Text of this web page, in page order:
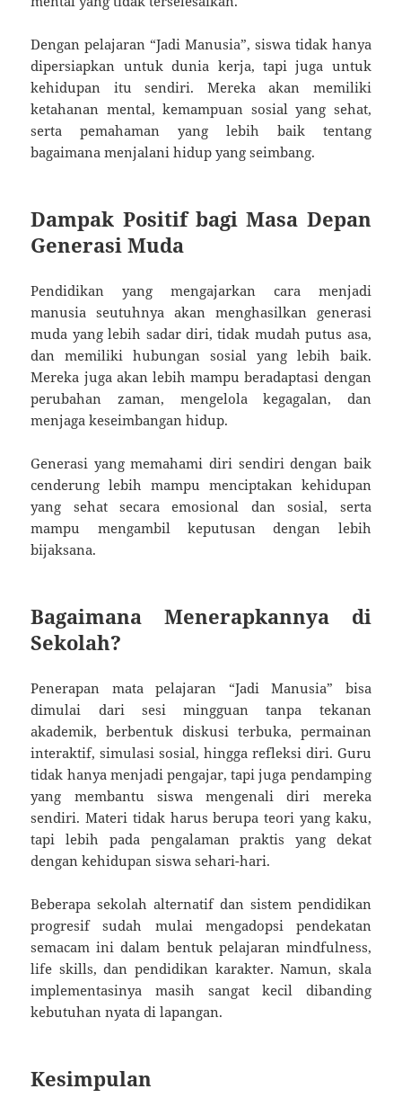
Dengan pelajaran “Jadi Manusia”, siswa tidak hanya
dipersiapkan untuk dunia kerja, tapi juga untuk
kehidupan itu sendiri. Mereka akan memiliki
ketahanan mental, kemampuan sosial yang sehat,
serta pemahaman yang lebih baik tentang
bagaimana menjalani hidup yang seimbang.
Dampak Positif bagi Masa Depan
Generasi Muda
Pendidikan yang mengajarkan cara menjadi
manusia seutuhnya akan menghasilkan generasi
muda yang lebih sadar diri, tidak mudah putus asa,
dan memiliki hubungan sosial yang lebih baik.
Mereka juga akan lebih mampu beradaptasi dengan
perubahan zaman, mengelola kegagalan, dan
menjaga keseimbangan hidup.
Generasi yang memahami diri sendiri dengan baik
cenderung lebih mampu menciptakan kehidupan
yang sehat secara emosional dan sosial, serta
mampu mengambil keputusan dengan lebih
bijaksana.
Bagaimana Menerapkannya di
Sekolah?
Penerapan mata pelajaran “Jadi Manusia” bisa
dimulai dari sesi mingguan tanpa tekanan
akademik, berbentuk diskusi terbuka, permainan
interaktif, simulasi sosial, hingga refleksi diri. Guru
tidak hanya menjadi pengajar, tapi juga pendamping
yang membantu siswa mengenali diri mereka
sendiri. Materi tidak harus berupa teori yang kaku,
tapi lebih pada pengalaman praktis yang dekat
dengan kehidupan siswa sehari-hari.
Beberapa sekolah alternatif dan sistem pendidikan
progresif sudah mulai mengadopsi pendekatan
semacam ini dalam bentuk pelajaran mindfulness,
life skills, dan pendidikan karakter. Namun, skala
implementasinya masih sangat kecil dibanding
kebutuhan nyata di lapangan.
Kesimpulan